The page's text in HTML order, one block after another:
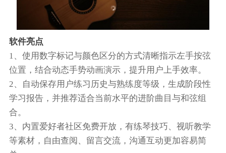
软件亮点
1、使用数字标记与颜色区分的方式清晰指示左手按弦
位置，结合动态手势动画演示，提升用户上手效率。
2、自动保存用户练习历史与熟练度等级，生成阶段性
学习报告，并推荐适合当前水平的进阶曲目与和弦组
合。
3、内置爱好者社区免费开放，有练琴技巧、视听教学
等素材，自由查阅、留言交流，沟通互动更加容易简